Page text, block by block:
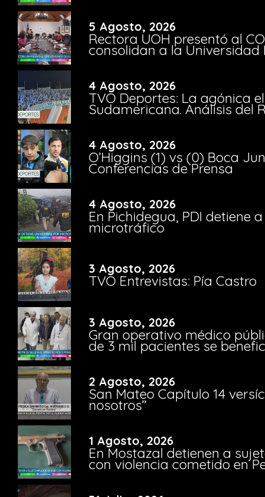
5 Agosto, 2026
Rectora UOH presentó al
consolidan a la Universidad
4 Agosto, 2026
TVO Deportes: La agónica
Sudamericana. Análisis del
4 Agosto, 2026
O’Higgins (1) vs (0) Boca
Conferencias de Prensa
4 Agosto, 2026
En Pichidegua, PDI detiene
microtráfico
3 Agosto, 2026
TVO Entrevistas: Pía Castro
3 Agosto, 2026
Gran operativo médico
de 3 mil pacientes se
2 Agosto, 2026
San Mateo Capítulo 14
nosotros”
1 Agosto, 2026
En Mostazal detienen a
con violencia cometido en